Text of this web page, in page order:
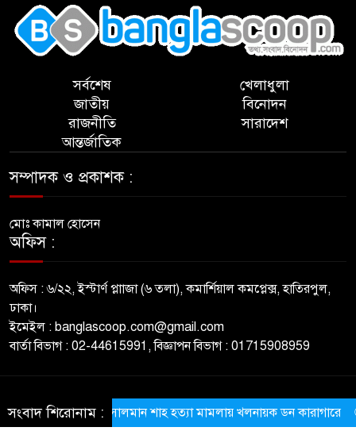
সর্বশেষ
জাতীয়
রাজনীতি
আন্তর্জাতিক
খেলাধুলা
বিনোদন
সারাদেশ
সম্পাদক ও প্রকাশক :
মোঃ কামাল হোসেন
অফিস :
অফিস : ৬/২২, ইস্টার্ণ প্লাাজা (৬ তলা), কমার্শিয়াল কমপ্লেক্স, হাতিরপুল,
ঢাকা।
ইমেইল : banglascoop.com@gmail.com
বার্তা বিভাগ : 02-44615991, বিজ্ঞাপন বিভাগ : 01715908959
© All rights reserved © BanglaScoop
NewsScript Developed BYThemesBazar.com
সংবাদ শিরোনাম :সালমান শাহ হত্যা মামলায় খলনায়ক ডন কারাগারে